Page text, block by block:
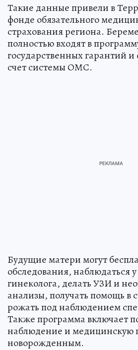
Такие данные привели в
фонде обязательного
страхования региона.
полностью входят в
государственных гарантий и
счет системы ОМС.
Будущие матери могут
обследования, наблюдаться
гинеколога, делать УЗИ и
анализы, получать помощь в
рожать под наблюдением
Также программа включает
наблюдение и медицинскую
новорожденным.